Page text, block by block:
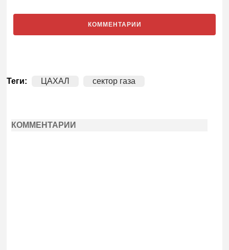
КОММЕНТАРИИ
Теги: ЦАХАЛ сектор газа
КОММЕНТАРИИ